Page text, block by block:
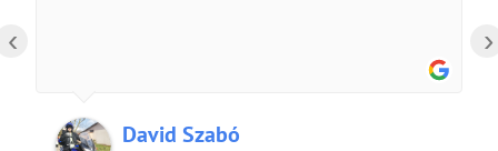
David Szabó
‹ ›